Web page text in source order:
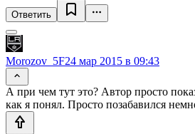
Ответить
Morozov_5F24 мар 2015 в 09:43
А при чем тут это? Автор просто
как я понял. Просто позабавился